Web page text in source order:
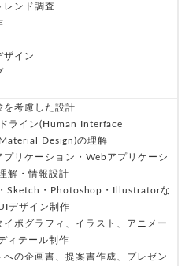
レンド調査
ザイン
を考慮した設計
ライン(Human Interface
Design)の理解
プリケーション・Webアプリケーシ
解・情報設計
Sketch・Photoshop・Illustratorな
デザイン制作
イポグラフィ、イラスト、アニメー
ィテール制作
への企画書、提案書作成、プレゼン